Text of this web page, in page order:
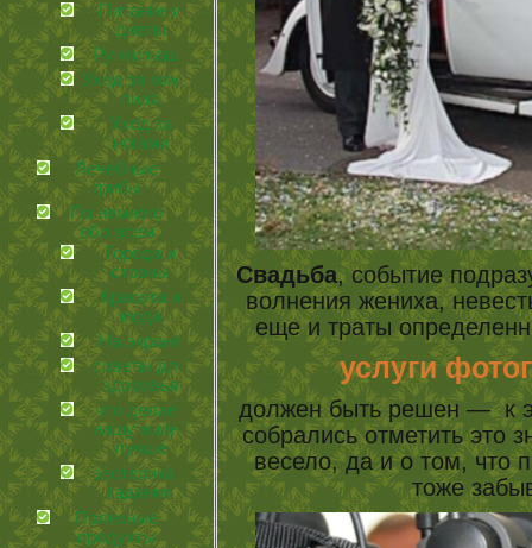
Питание и
диеты
Ручки наши
Уход за кожей
лица
Уход за
ногами
Лечебные
грибы
По немного
обо всем
Города и
страны
Красота и
мода
На экране
советы для
здоровья
что делает
нашу жизнь
лучше
эзотерика и
гадания
Полезные
продукты
Свадьба, событие
волнения жениха,
еще и траты
услуги
должен быть решен — к
собрались отметить это
весело, да и о том, что
тоже